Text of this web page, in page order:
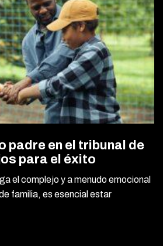
padre en el tribunal de
para el éxito
el complejo y a menudo emocional
familia, es esencial estar